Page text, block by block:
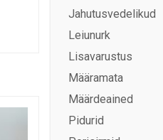
Jahutusvedelikud
Leiunurk
Lisavarustus
Määramata
Määrdeained
Pidurid